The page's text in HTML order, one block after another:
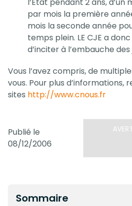
l’Etat pendant 2 ans,
par mois la première
mois la seconde année
temps plein. LE CJE a
d’inciter à l’embauche
Vous l’avez compris, de
vous. Pour plus d’informations,
sites http://www.cnous.fr
Publié le
08/12/2006
Sommaire